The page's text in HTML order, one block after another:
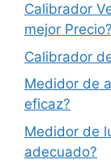
Calibrador
mejor Precio?
Calibrador
Medidor de
eficaz?
Medidor de
adecuado?